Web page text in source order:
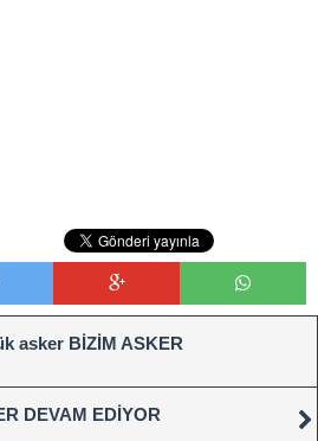
asker BİZİM ASKER
DEVAM EDİYOR